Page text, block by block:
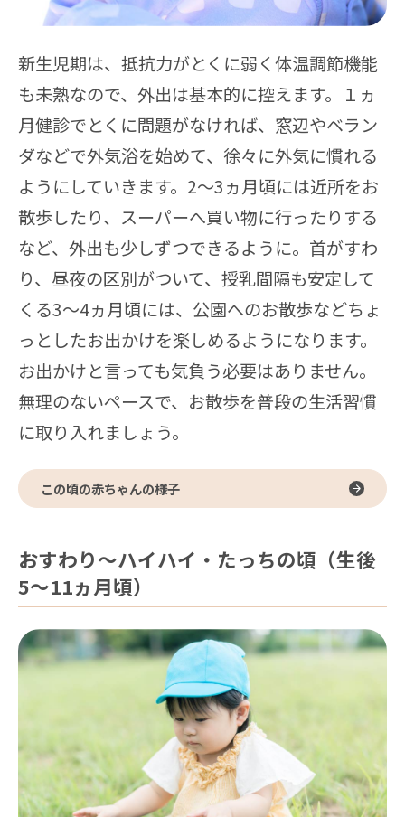
新生児期は、抵抗力がとくに弱く体温調節機能
も未熟なので、外出は基本的に控えます。１ヵ
月健診でとくに問題がなければ、窓辺やベラン
ダなどで外気浴を始めて、徐々に外気に慣れる
ようにしていきます。2～3ヵ月頃には近所をお
散歩したり、スーパーへ買い物に行ったりする
など、外出も少しずつできるように。首がすわ
り、昼夜の区別がついて、授乳間隔も安定して
くる3～4ヵ月頃には、公園へのお散歩などちょ
っとしたお出かけを楽しめるようになります。
お出かけと言っても気負う必要はありません。
無理のないペースで、お散歩を普段の生活習慣
に取り入れましょう。
この頃の赤ちゃんの様子
おすわり～ハイハイ・たっちの頃（生後
5～11ヵ月頃）